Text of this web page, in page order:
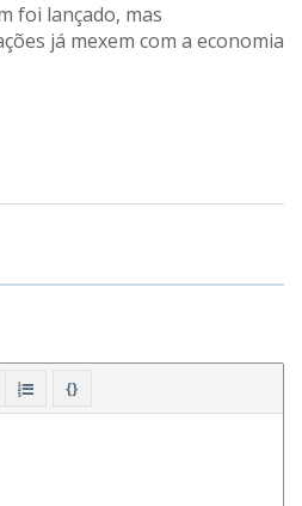
foi lançado, mas
já mexem com a economia
{}